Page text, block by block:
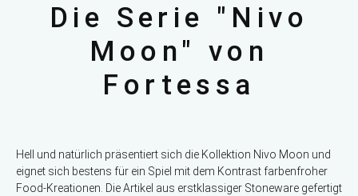
Die Serie "Nivo
Moon" von
Fortessa
Hell und natürlich präsentiert sich die Kollektion Nivo Moon und
eignet sich bestens für ein Spiel mit dem Kontrast farbenfroher
Food-Kreationen. Die Artikel aus erstklassiger Stoneware gefertigt